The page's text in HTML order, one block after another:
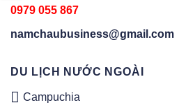
trang
phẩm
thể
chọn
trang
phẩm
0979 055 867
namchaubusiness@gmail.com
DU LỊCH NƯỚC NGOÀI
Campuchia